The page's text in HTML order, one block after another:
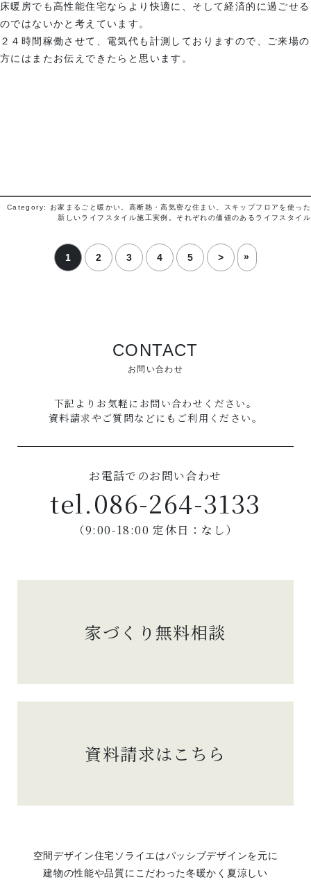
床暖房でも高性能住宅ならより快適に、そして経済的に過ごせる
のではないかと考えています。
２４時間稼働させて、電気代も計測しておりますので、ご来場の
方にはまたお伝えできたらと思います。
Category: お家まるごと暖かい。高断熱・高気密な住まい。スキップフロアを使った
新しいライフスタイル施工実例。それぞれの価値のあるライフスタイル
1 2 3 4 5 > »
CONTACT
お問い合わせ
下記よりお気軽にお問い合わせください。
資料請求やご質問などにもご利用ください。
お電話でのお問い合わせ
tel.086-264-3133
（9:00-18:00 定休日：なし）
家づくり無料相談
資料請求はこちら
空間デザイン住宅ソライエはパッシブデザインを元に
建物の性能や品質にこだわった冬暖かく夏涼しい